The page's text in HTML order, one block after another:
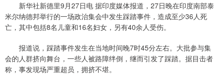
新华社新德里9月27日电 据印度媒体报道，27日晚在印度南部泰
米尔纳德邦举行的一场政治集会中发生踩踏事件，造成至少36人死
亡，其中包括8名儿童和16名妇女，另有40余人受伤。
报道说，踩踏事件发生在当地时间晚7时45分左右。大批参与集
会的人群挤向舞台，一些人被路障绊倒，继而引发了踩踏。据目击者
称，事发现场严重超员，拥挤不堪。